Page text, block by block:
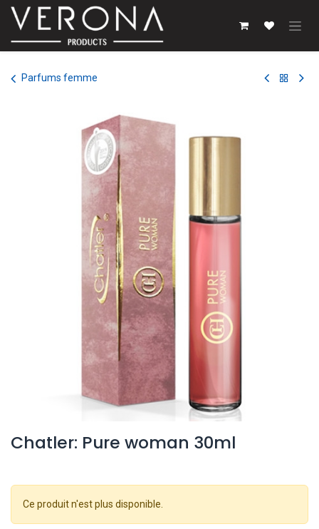
Se rendre au contenu
Parfums femme
Chatler: Pure woman 30ml
Ce produit n'est plus disponible.